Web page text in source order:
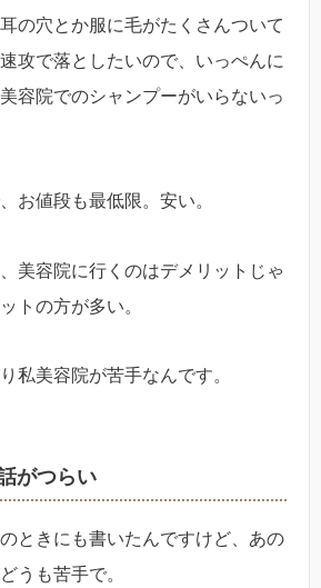
の穴とか服に毛がたくさんついて
攻で落としたいので、いっぺんに
容院でのシャンプーがいらないっ
お値段も最低限。安い。
美容院に行くのはデメリットじゃ
トの方が多い。
私美容院が苦手なんです。
がつらい
ときにも書いたんですけど、あの
うも苦手で。